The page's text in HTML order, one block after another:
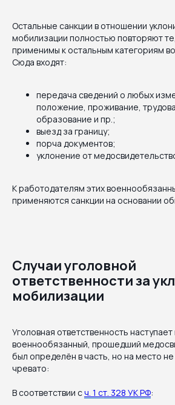
Остальные санкции в отношении
мобилизации полностью повторяют
применимы к остальным категориям
Сюда входят:
передача сведений о любых
положение, проживание,
образование и пр.;
выезд за границу;
порча документов;
уклонение от
К работодателям этих
применяются санкции на основании
Случаи уголовной
ответственности за
мобилизации
Уголовная ответственность наступает
военнообязанный, прошедший
был определён в часть, но на место
чревато:
В соответствии сч. 1 ст. 328 УК РФ: